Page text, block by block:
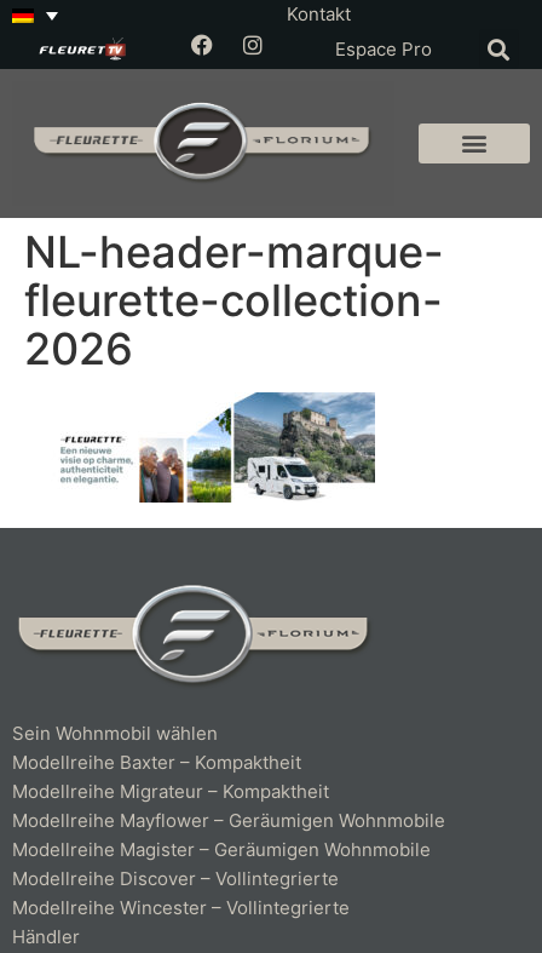
Kontakt
Espace Pro
NL-header-marque-
fleurette-collection-
2026
Sein Wohnmobil wählen
Modellreihe Baxter – Kompaktheit
Modellreihe Migrateur – Kompaktheit
Modellreihe Mayflower – Geräumigen Wohnmobile
Modellreihe Magister – Geräumigen Wohnmobile
Modellreihe Discover – Vollintegrierte
Modellreihe Wincester – Vollintegrierte
Händler